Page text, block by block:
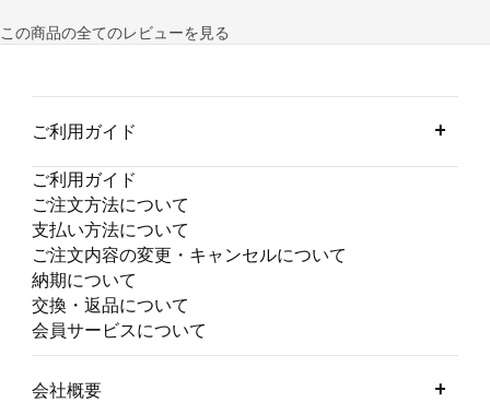
この商品の全てのレビューを見る
ご利用ガイド
ご利用ガイド
ご注文方法について
支払い方法について
ご注文内容の変更・キャンセルについて
納期について
交換・返品について
会員サービスについて
会社概要